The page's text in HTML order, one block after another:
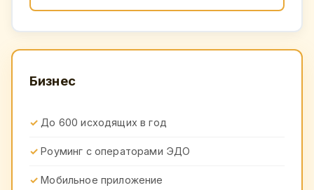
Бизнес
До 600 исходящих в год
Роуминг с операторами ЭДО
Мобильное приложение